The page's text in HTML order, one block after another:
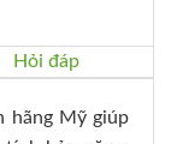
Hỏi đáp
hãng Mỹ giúp